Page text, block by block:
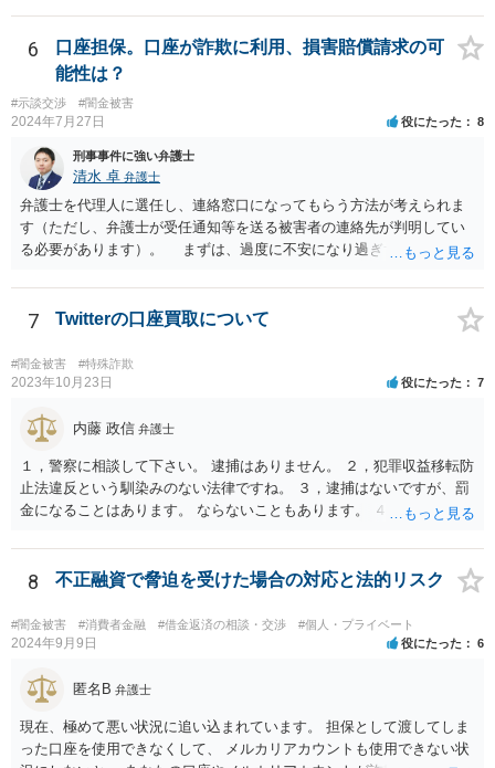
6
口座担保。口座が詐欺に利用、損害賠償請求の可
能性は？
#示談交渉 #闇金被害
2024年7月27日 役にたった 8
刑事事件に強い弁護士
清水 卓 弁護士
弁護士を代理人に選任し、連絡窓口になってもらう方法が考えられま
す（ただし、弁護士が受任通知等を送る被害者の連絡先が判明してい
る必要があります）。 まずは、過度に不安になり過ぎず、少し落ち
額を求めていく、分割等の支払方法を求めて行く等の方法もあります
し、時間的にも、今すぐではなく、時間•期間をかけて対応して行くこ
とができます。あなたが心身に変調をきたしては、元も子もありませ
んので。 いずれにしても、何かあったら速やか相談可能なお住まい
の地域の弁護士に直接相談してみて下さい（弁護士会や法テラス等で
7 Twitterの口座買取について
#闇金被害 #特殊詐欺
2023年10月23日 役にたった 7
内藤 政信 弁護士
１，警察に相談して下さい。 逮捕はありません。 ２，犯罪収益移転防
止法違反という馴染みのない法律ですね。 ３，逮捕はないですが、罰
金になることはあります。 ならないこともあります。 ４，警察に自主
8 不正融資で脅迫を受けた場合の対応と法的リスク
#闇金被害 #消費者金融 #借金返済の相談・交渉 #個人・プライベート
2024年9月9日 役にたった 6
匿名B 弁護士
現在、極めて悪い状況に追い込まれています。 担保として渡してしま
った口座を使用できなくして、 メルカリアカウントも使用できない状